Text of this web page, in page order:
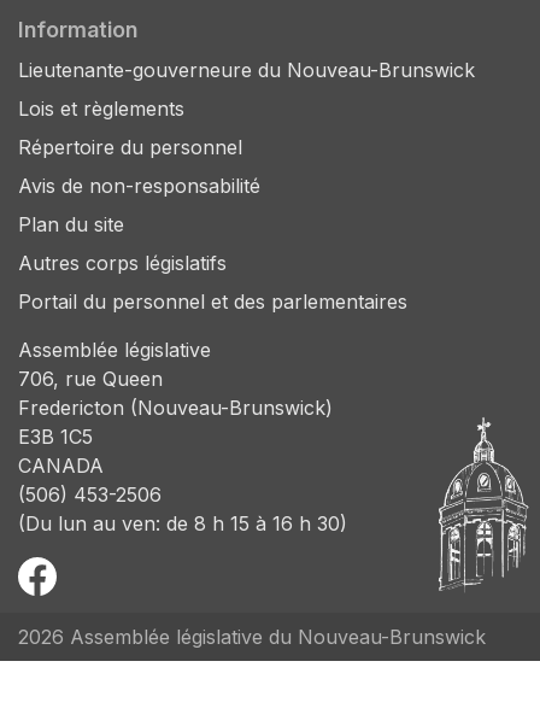
Information
Lieutenante-gouverneure du Nouveau-Brunswick
Lois et règlements
Répertoire du personnel
Avis de non-responsabilité
Plan du site
Autres corps législatifs
Portail du personnel et des parlementaires
Assemblée législative
706, rue Queen
Fredericton (Nouveau-Brunswick)
E3B 1C5
CANADA
(506) 453-2506
(Du lun au ven: de 8 h 15 à 16 h 30)
2026 Assemblée législative du Nouveau-Brunswick